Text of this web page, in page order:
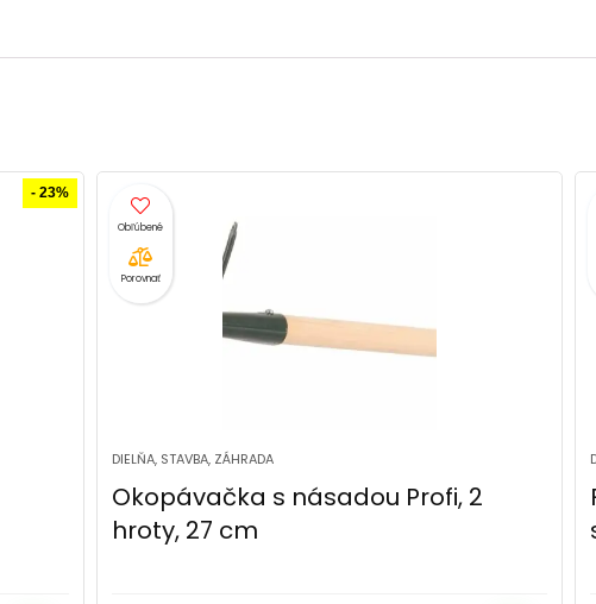
Porovnať
DIELŇA, STAVBA, ZÁHRADA
Fieldmann FDG 5019-51R dámska
súprava náradia